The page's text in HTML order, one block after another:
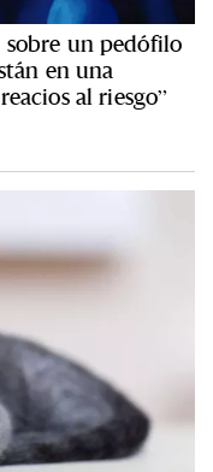
sobre un pedófilo
en una
al riesgo”